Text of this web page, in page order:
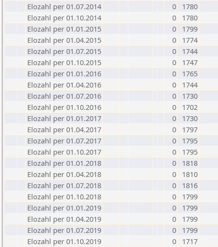
Elozahl per 01.07.2014
0
1780
Elozahl per 01.10.2014
0
1780
Elozahl per 01.01.2015
0
1799
Elozahl per 01.04.2015
0
1774
Elozahl per 01.07.2015
0
1744
Elozahl per 01.10.2015
0
1747
Elozahl per 01.01.2016
0
1765
Elozahl per 01.04.2016
0
1744
Elozahl per 01.07.2016
0
1730
Elozahl per 01.10.2016
0
1702
Elozahl per 01.01.2017
0
1730
Elozahl per 01.04.2017
0
1797
Elozahl per 01.07.2017
0
1795
Elozahl per 01.10.2017
0
1795
Elozahl per 01.01.2018
0
1818
Elozahl per 01.04.2018
0
1810
Elozahl per 01.07.2018
0
1816
Elozahl per 01.10.2018
0
1799
Elozahl per 01.01.2019
0
1799
Elozahl per 01.04.2019
0
1799
Elozahl per 01.07.2019
0
1799
Elozahl per 01.10.2019
0
1717